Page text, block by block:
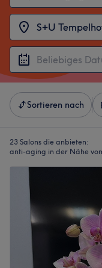
Sortieren nach
23 Salons die anbieten:
anti-aging in der Nähe von